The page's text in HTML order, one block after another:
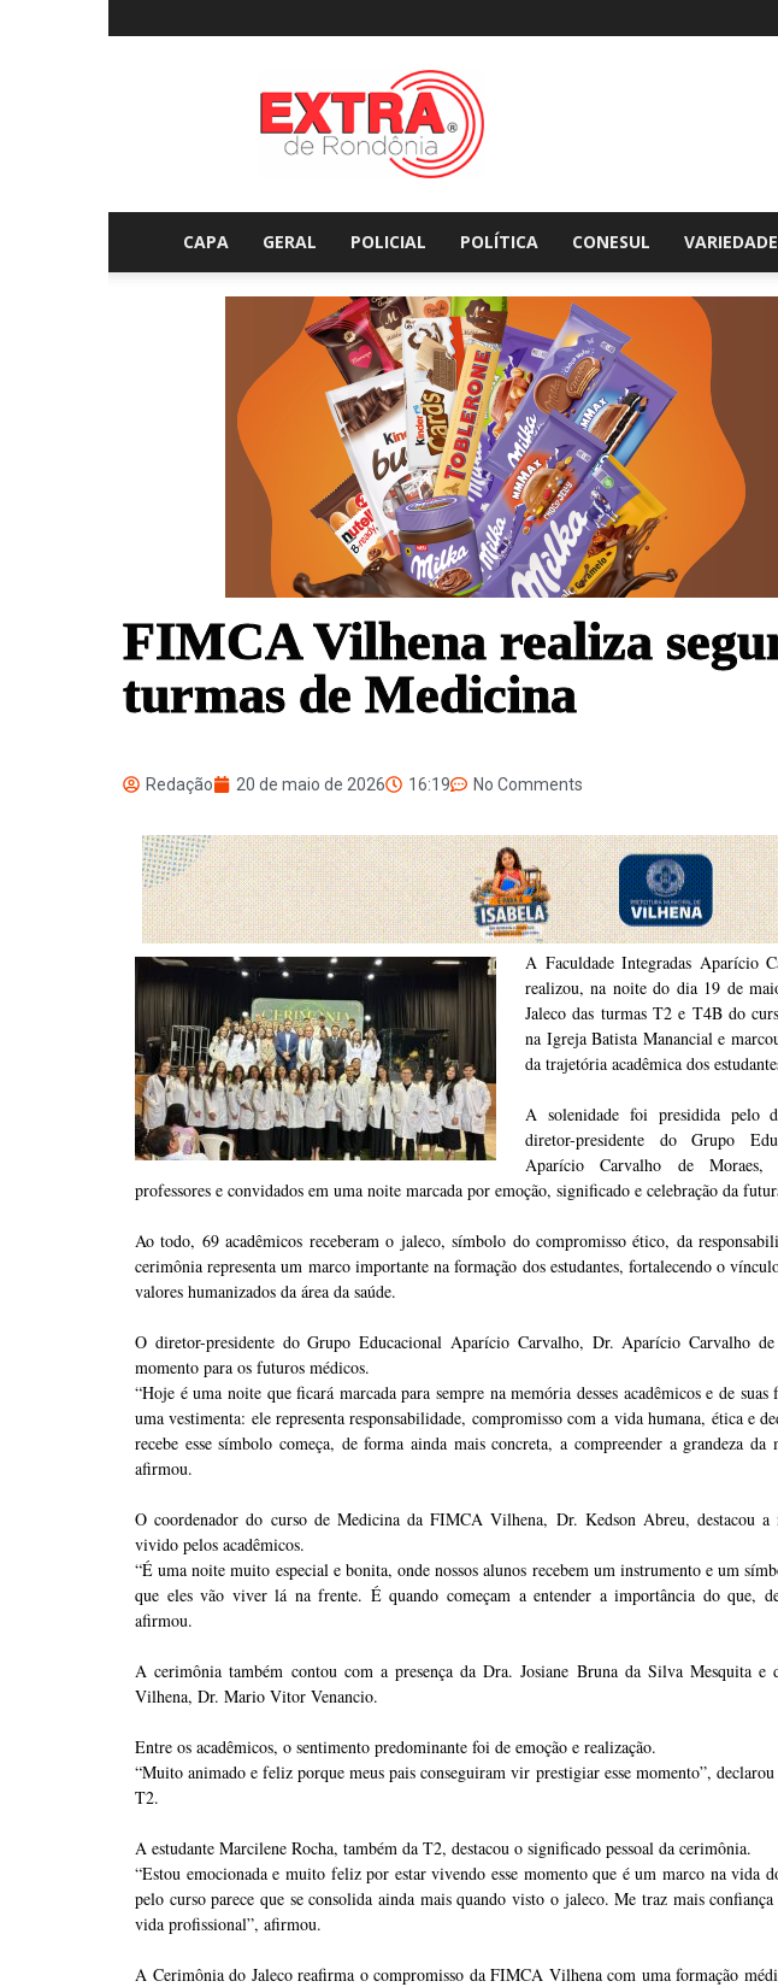
Extraderondonia.com.br
CAPA GERAL POLICIAL POLÍTICA CONESUL
FIMCA Vilhena realiza
turmas de Medicina
Redação 20 de maio de 2026 16:19 No Comments
A Faculdade Integradas Aparício
realizou, na noite do dia 19 de
Jaleco das turmas T2 e T4B do
na Igreja Batista Manancial e
da trajetória acadêmica dos
A solenidade foi presidida pelo
diretor-presidente do Grupo
Aparício Carvalho de Moraes,
professores e convidados em uma noite marcada por emoção, significado e celebração da
Ao todo, 69 acadêmicos receberam o jaleco, símbolo do compromisso ético, da
cerimônia representa um marco importante na formação dos estudantes, fortalecendo o
valores humanizados da área da saúde.
O diretor-presidente do Grupo Educacional Aparício Carvalho, Dr. Aparício Carvalho
momento para os futuros médicos.
“Hoje é uma noite que ficará marcada para sempre na memória desses acadêmicos e de
uma vestimenta: ele representa responsabilidade, compromisso com a vida humana, ética e
recebe esse símbolo começa, de forma ainda mais concreta, a compreender a grandeza da
afirmou.
O coordenador do curso de Medicina da FIMCA Vilhena, Dr. Kedson Abreu, destacou
vivido pelos acadêmicos.
“É uma noite muito especial e bonita, onde nossos alunos recebem um instrumento e um
que eles vão viver lá na frente. É quando começam a entender a importância do que,
afirmou.
A cerimônia também contou com a presença da Dra. Josiane Bruna da Silva Mesquita
Vilhena, Dr. Mario Vitor Venancio.
Entre os acadêmicos, o sentimento predominante foi de emoção e realização.
“Muito animado e feliz porque meus pais conseguiram vir prestigiar esse momento”,
T2.
A estudante Marcilene Rocha, também da T2, destacou o significado pessoal da cerimônia.
“Estou emocionada e muito feliz por estar vivendo esse momento que é um marco na vida
pelo curso parece que se consolida ainda mais quando visto o jaleco. Me traz mais
vida profissional”, afirmou.
A Cerimônia do Jaleco reafirma o compromisso da FIMCA Vilhena com uma formação